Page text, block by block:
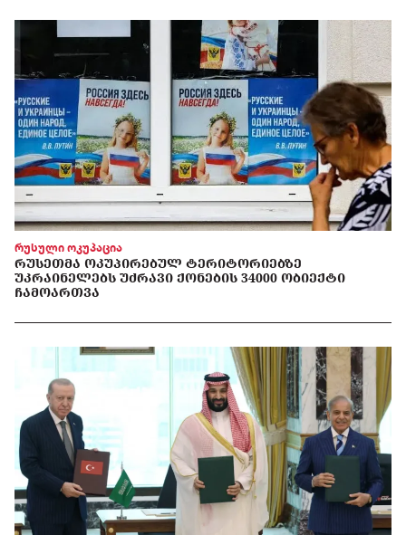
რუსული ოკუპაცია
ᲠᲣᲡᲔᲗᲛᲐ ᲝᲙᲣᲞᲘᲠᲔᲑᲣᲚ ᲢᲔᲠᲘᲢᲝᲠᲘᲔᲑᲖᲔ
ᲣᲙᲠᲐᲘᲜᲔᲚᲔᲑᲡ ᲣᲫᲠᲐᲕᲘ ᲥᲝᲜᲔᲑᲘᲡ 34000 ᲝᲑᲘᲔᲥᲢᲘ
ᲩᲐᲛᲝᲐᲠᲗᲕᲐ